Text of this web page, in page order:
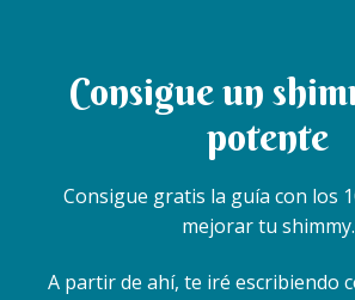
Consigue un
potente
Consigue gratis la guía con los
mejorar tu shimmy.
A partir de ahí, te iré escribiendo